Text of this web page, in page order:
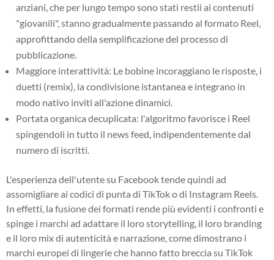
anziani, che per lungo tempo sono stati restii ai contenuti
"giovanili", stanno gradualmente passando al formato Reel,
approfittando della semplificazione del processo di
pubblicazione.
Maggiore interattività: Le bobine incoraggiano le risposte, i
duetti (remix), la condivisione istantanea e integrano in
modo nativo inviti all'azione dinamici.
Portata organica decuplicata: l'algoritmo favorisce i Reel
spingendoli in tutto il news feed, indipendentemente dal
numero di iscritti.
L'esperienza dell'utente su Facebook tende quindi ad
assomigliare ai codici di punta di TikTok o di Instagram Reels.
In effetti, la fusione dei formati rende più evidenti i confronti e
spinge i marchi ad adattare il loro storytelling, il loro branding
e il loro mix di autenticità e narrazione, come dimostrano i
marchi europei di lingerie che hanno fatto breccia su TikTok